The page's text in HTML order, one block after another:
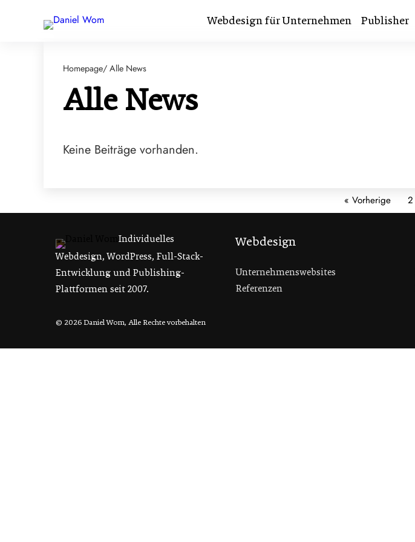
Webdesign für Unternehmen Publisher
Homepage/ Alle News
Alle News
Keine Beiträge vorhanden.
« Vorherige 2
Individuelles
Webdesign, WordPress, Full-Stack-
Entwicklung und Publishing-
Plattformen seit 2007.
© 2026 Daniel Wom, Alle Rechte vorbehalten
Webdesign
Unternehmenswebsites
Referenzen